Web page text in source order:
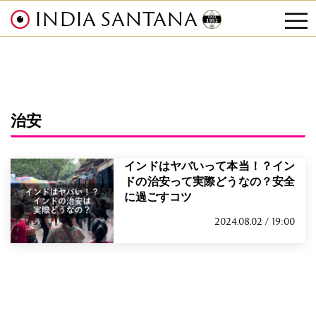
INDIA SANTANA
治安
インドはヤバいって本当！？イン
ドの治安って実際どうなの？安全
に過ごすコツ
2024.08.02 / 19:00